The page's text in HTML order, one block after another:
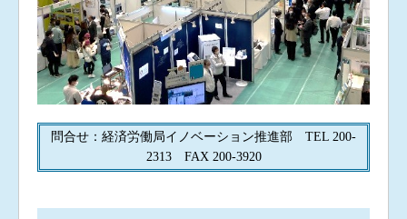
問合せ：経済労働局イノベーション推進部 TEL 200-
2313 FAX 200-3920